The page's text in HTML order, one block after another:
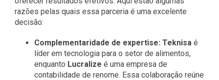
razões pelas quais essa parceria é uma excelente
decisão:
Complementaridade de expertise: Teknisaé
líder em tecnologia para o setor de alimentos,
enquanto Lucralize é uma empresa de
contabilidade de renome. Essa colaboração reúne